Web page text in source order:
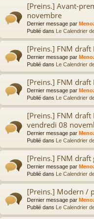
[Preins.] Avant-
novembre
Dernier message par
Publié dans Le Calendrier
[Preins.] FNM
Dernier message par
Publié dans Le Calendrier
[Preins.] FNM
Dernier message par
Publié dans Le Calendrier
[Preins.] FNM
vendredi 08
Dernier message par
Publié dans Le Calendrier
[Preins.] FNM
Dernier message par
Publié dans Le Calendrier
[Preins.] Modern /
Dernier message par
Publié dans Le Calendrier